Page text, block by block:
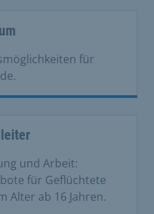
für
und Arbeit:
für Geflüchtete
Alter ab 16 Jahren.